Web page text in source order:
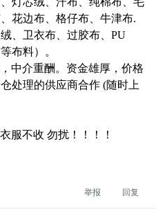
花边布、格仔布、牛津布.
、卫衣布、过胶布、PU
布料）。
中介重酬。资金雄厚，价格
处理的供应商合作 (随时上
服不收 勿扰！！！！
回复
举报